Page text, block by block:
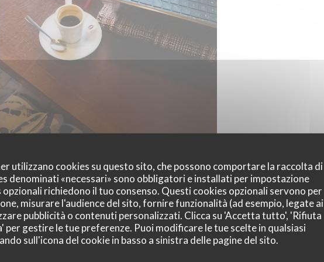
utilizzano cookies su questo sito, che possono comportare la raccolta di
denominati «necessari» sono obbligatori e installati per impostazione
richiedono il tuo consenso. Questi cookies opzionali servono per
misurare l'audience del sito, fornire funzionalità (ad esempio, legate ai
pubblicità o contenuti personalizzati. Clicca su 'Accetta tutto', 'Rifiuta
gestire le tue preferenze. Puoi modificare le tue scelte in qualsiasi
sull'icona del cookie in basso a sinistra delle pagine del sito.
FOOD